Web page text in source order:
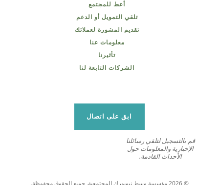
أعط للمجتمع
تلقي التمويل أو الدعم
تقديم المشورة لعملائك
معلومات عنا
تأثيرنا
الشركات التابعة لنا
ابق على اتصال
قم بالتسجيل لتلقي رسائلنا
الإخبارية والمعلومات حول
الأحداث القادمة.
© 2026 مؤسسة وسط نيويورك المجتمعية. جميع الحقوق محفوظة.